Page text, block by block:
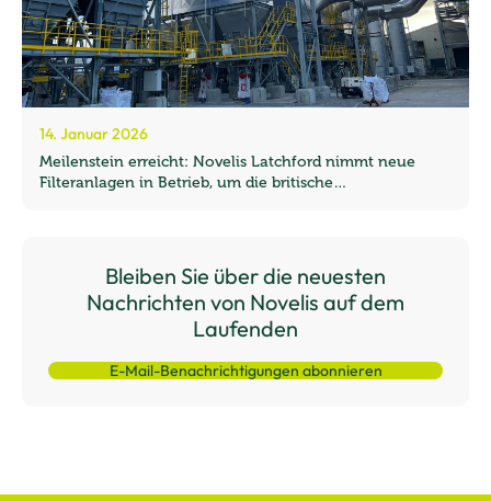
14. Januar 2026
Meilenstein erreicht: Novelis Latchford nimmt neue
Filteranlagen in Betrieb, um die britische
Bleiben Sie über die neuesten
Nachrichten von Novelis auf dem
Laufenden
E-Mail-Benachrichtigungen abonnieren